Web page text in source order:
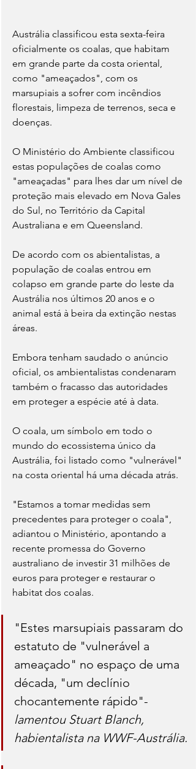
Austrália classificou esta sexta-feira
oficialmente os coalas, que habitam
em grande parte da costa oriental,
como "ameaçados", com os
marsupiais a sofrer com incêndios
florestais, limpeza de terrenos, seca e
doenças.
O Ministério do Ambiente classificou
estas populações de coalas como
"ameaçadas" para lhes dar um nível de
proteção mais elevado em Nova Gales
do Sul, no Território da Capital
Australiana e em Queensland.
De acordo com os abientalistas, a
população de coalas entrou em
colapso em grande parte do leste da
Austrália nos últimos 20 anos e o
animal está à beira da extinção nestas
áreas.
Embora tenham saudado o anúncio
oficial, os ambientalistas condenaram
também o fracasso das autoridades
em proteger a espécie até à data.
O coala, um símbolo em todo o
mundo do ecossistema único da
Austrália, foi listado como "vulnerável"
na costa oriental há uma década atrás.
"Estamos a tomar medidas sem
precedentes para proteger o coala",
adiantou o Ministério, apontando a
recente promessa do Governo
australiano de investir 31 milhões de
euros para proteger e restaurar o
habitat dos coalas.
"Estes marsupiais passaram do
estatuto de "vulnerável a
ameaçado" no espaço de uma
década, "um declínio
chocantemente rápido"-
lamentou Stuart Blanch,
habientalista na WWF-Austrália.